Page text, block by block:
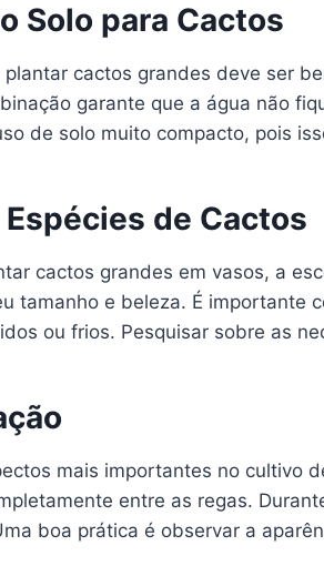
Solo para Cactos
cactos grandes deve ser
garante que a água não
de solo muito compacto, pois
de Cactos
cactos grandes em vasos, a
tamanho e beleza. É importante
ou frios. Pesquisar sobre as
mais importantes no cultivo
entre as regas.
boa prática é observar a